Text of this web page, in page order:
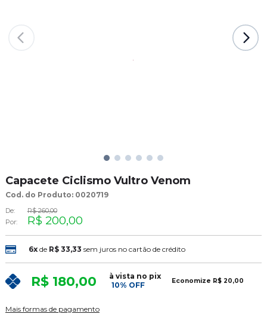
Capacete Ciclismo Vultro Venom
Cod. do Produto: 0020719
De:
R$ 260,00
Por:
R$ 200,00
6xde R$ 33,33 sem juros no cartão de crédito
R$ 180,00
à vista no pix
10% OFF
Economize R$ 20,00
Mais formas de pagamento